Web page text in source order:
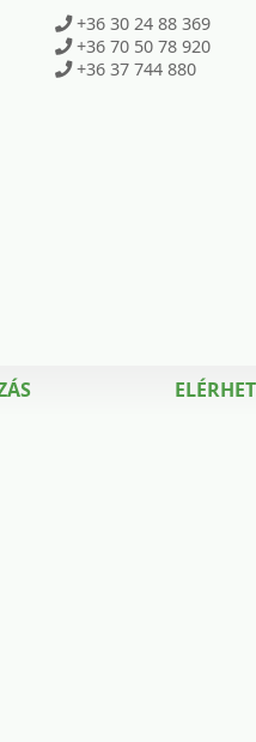
+36 30 24 88 369
+36 70 50 78 920
+36 37 744 880